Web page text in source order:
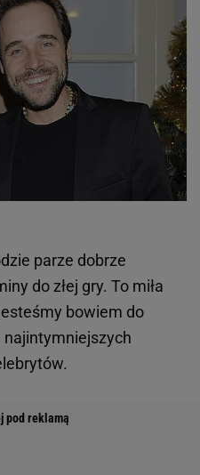
parze dobrze
do złej gry. To miła
bowiem do